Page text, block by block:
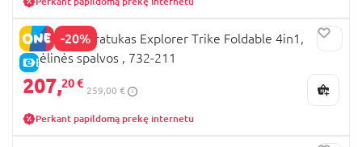
-20%
E-KAINA
GLOBBER triratukas Explorer Trike Foldable 4in1,
smėlinės spalvos , 732-211
207,20 €
259,00 €
Perkant papildomą prekę internetu